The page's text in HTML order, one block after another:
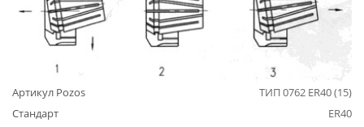
Артикул Pozos
ТИП 0762 ER40 (15)
Стандарт
ER40